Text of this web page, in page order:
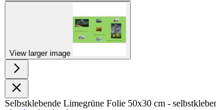
View larger image
Selbstklebende Limegrüne Folie 50x30 cm -